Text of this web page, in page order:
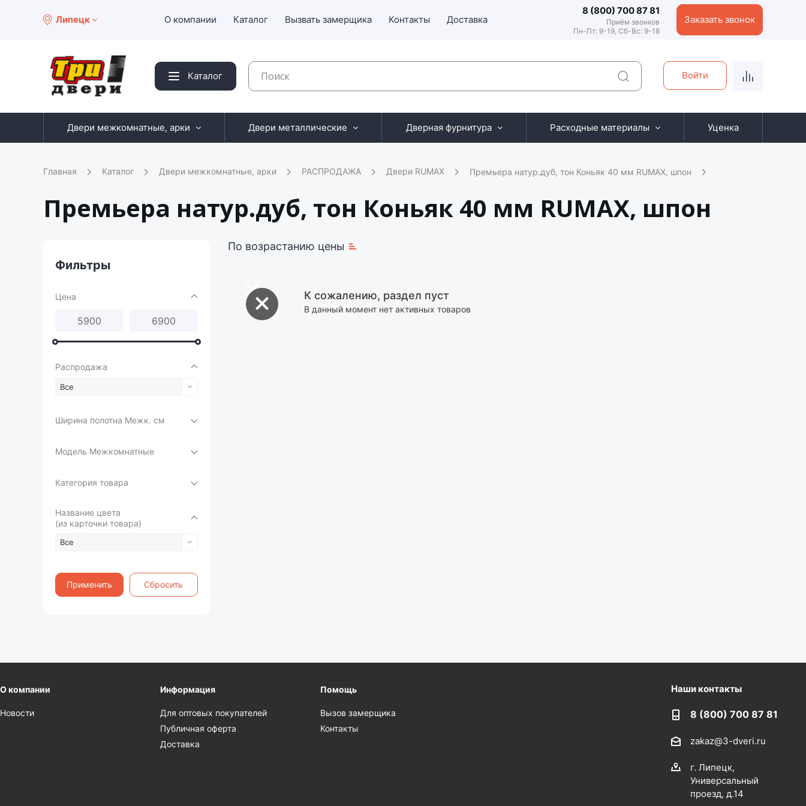
Липецк О компании Каталог Вызвать замерщика Контакты Доставка
8 (800) 700 87 81
Приём звонков
Пн-Пт: 9-19, Сб-Вс: 9-18
Заказать звонок
Каталог Войти
Двери межкомнатные, арки Двери металлические Дверная фурнитура Расходные материалы Уценка
Главная Каталог Двери межкомнатные, арки РАСПРОДАЖА Двери RUMAX Премьера натур.дуб, тон Коньяк 40 мм RUMAX, шпон
Премьера натур.дуб, тон Коньяк 40 мм RUMAX, шпон
Фильтры
Цена
Распродажа
Все
Ширина полотна Межк. см
Модель Межкомнатные
Категория товара
Название цвета
(из карточки товара)
Все
Применить Сбросить
По возрастанию цены
К сожалению, раздел пуст
В данный момент нет активных товаров
О компании
Новости
Информация
Для оптовых покупателей
Публичная оферта
Доставка
Помощь
Вызов замерщика
Контакты
Наши контакты
8 (800) 700 87 81
zakaz@3-dveri.ru
г. Липецк,
Универсальный
проезд, д.14